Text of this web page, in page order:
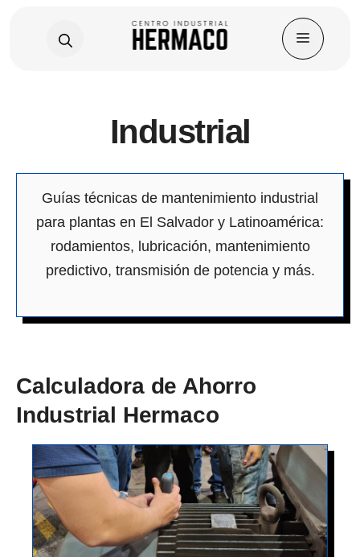
Industrial
Guías técnicas de mantenimiento industrial
para plantas en El Salvador y Latinoamérica:
rodamientos, lubricación, mantenimiento
predictivo, transmisión de potencia y más.
Calculadora de Ahorro
Industrial Hermaco